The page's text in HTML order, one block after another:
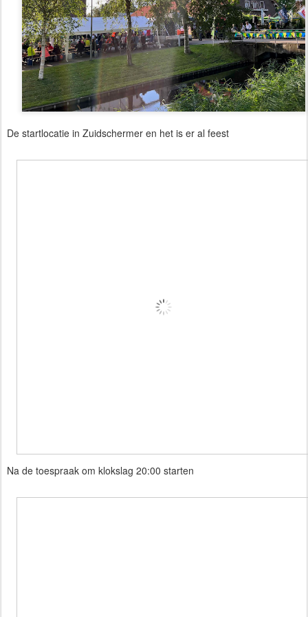
De startlocatie in Zuidschermer en het is er al feest
Na de toespraak om klokslag 20:00 starten